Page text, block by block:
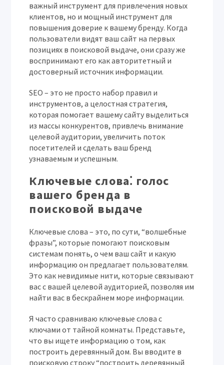
важный инструмент для привлечения новых
клиентов, но и мощный инструмент для
повышения доверие к вашему бренду. Когда
пользователи видят ваш сайт на первых
позициях в поисковой выдаче, они сразу же
воспринимают его как авторитетный и
достоверный источник информации.
SEO – это не просто набор правил и
инструментов, а целостная стратегия,
которая помогает вашему сайту выделиться
из массы конкурентов, привлечь внимание
целевой аудитории, увеличить поток
посетителей и сделать ваш бренд
узнаваемым и успешным.
Ключевые слова⁚ голос
вашего бренда в
поисковой выдаче
Ключевые слова – это, по сути, “волшебные
фразы”, которые помогают поисковым
системам понять, о чем ваш сайт и какую
информацию он предлагает пользователям.
Это как невидимые нити, которые связывают
вас с вашей целевой аудиторией, позволяя им
найти вас в бескрайнем море информации.
Я часто сравниваю ключевые слова с
ключами от тайной комнаты. Представьте,
что вы ищете информацию о том, как
построить деревянный дом. Вы вводите в
поисковую строку “построить деревянный